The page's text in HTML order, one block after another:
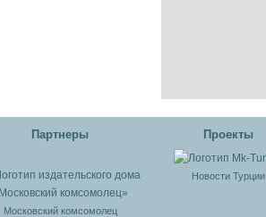
Партнеры
Московский комсомолец
Проекты
Новости Турции